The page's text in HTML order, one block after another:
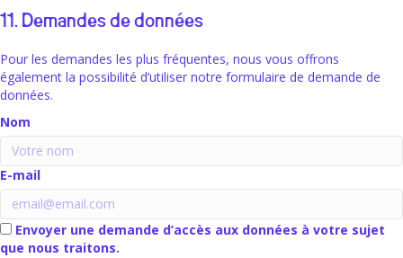
11. Demandes de données
Pour les demandes les plus fréquentes, nous vous offrons
également la possibilité d’utiliser notre formulaire de demande de
données.
Nom
E-mail
Envoyer une demande d’accès aux données à votre sujet
que nous traitons.